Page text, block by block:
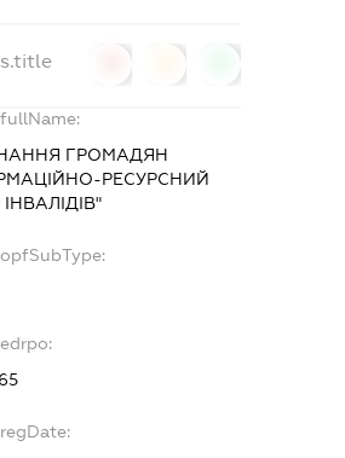
ГРОМАДЯН
РЕСУРСНИЙ